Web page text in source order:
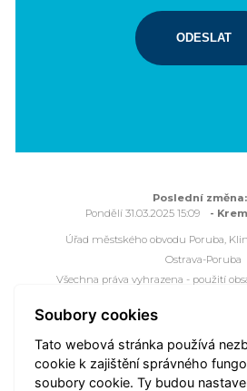
ODESLAT
Poslední změna:
Pondělí 31.03.2025 15:09
-
Úřad městského obvodu Poruba,
Ostrava-Poruba
Všechna práva vyhrazena - použití
Webové stránky jsou ve správě
Mapa portálu Přístupnost
Soubory cookies
Tato webová stránka používá
cookie k zajištění správného
soubory cookie. Ty budou